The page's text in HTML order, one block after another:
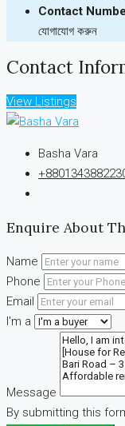
Contact
যোগাযোগ করুন
Contact
View Listings
Basha Vara
Enquire About
Name
Phone
Email
I'm a
Message
By submitting this